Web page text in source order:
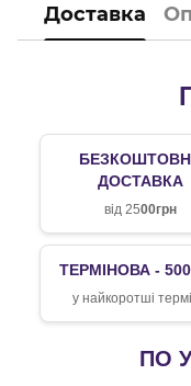
Доставка
ДОСТАВКА
від 2500грн
ТЕРМІНОВА - 500
у найкоротші
ПО